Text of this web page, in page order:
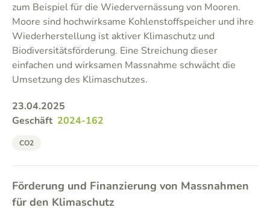
zum Beispiel für die Wiedervernässung von Mooren.
Moore sind hochwirksame Kohlenstoffspeicher und ihre
Wiederherstellung ist aktiver Klimaschutz und
Biodiversitätsförderung. Eine Streichung dieser
einfachen und wirksamen Massnahme schwächt die
Umsetzung des Klimaschutzes.
23.04.2025
Geschäft 2024-162
CO2
Förderung und Finanzierung von Massnahmen
für den Klimaschutz